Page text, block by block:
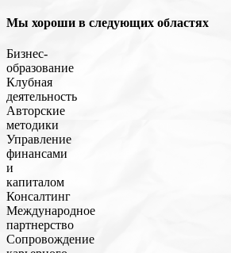
Мы хороши в следующих областях
Бизнес-
образование
Клубная
деятельность
Авторские
методики
Управление
финансами
и
капиталом
Консалтинг
Международное
партнерство
Сопровождение